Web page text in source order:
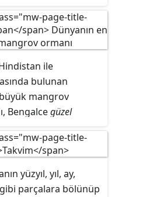
etmiştir. Selçuklu
sıra Babür
da bir dönem bu
Celâlî Takvimi
gibi
düzenlenmesinde
hayatta ise Hicrî
ile
bulunan
mangrov
Bengalcegüzel
ilan edilmiştir.
yüzyıl, yıl, ay,
parçalara bölünüp